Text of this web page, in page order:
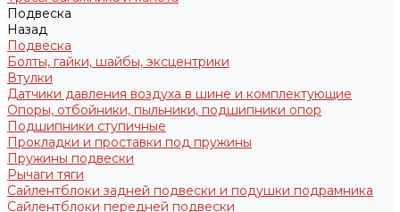
Подвеска
Назад
Подвеска
Болты, гайки, шайбы, эксцентрики
Втулки
Датчики давления воздуха в шине и комплектующие
Опоры, отбойники, пыльники, подшипники опор
Подшипники ступичные
Прокладки и проставки под пружины
Пружины подвески
Рычаги тяги
Сайлентблоки задней подвески и подушки подрамника
Сайлентблоки передней подвески